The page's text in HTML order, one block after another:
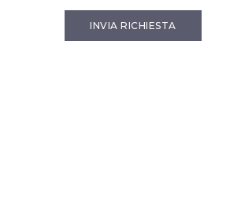
INVIA RICHIESTA